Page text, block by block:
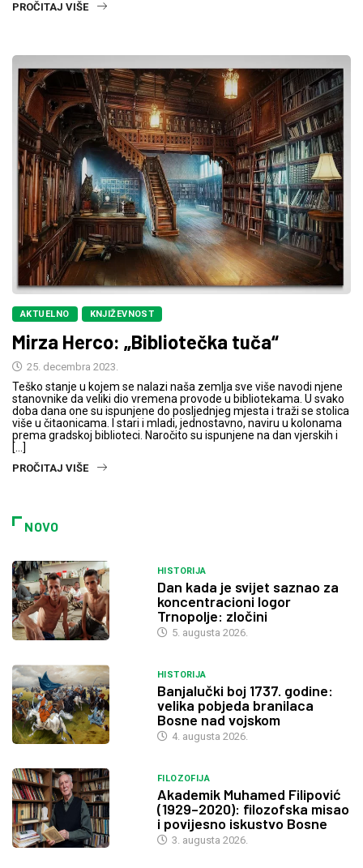
PROČITAJ VIŠE
AKTUELNO KNJIŽEVNOST
Mirza Herco: „Bibliotečka tuča“
25. decembra 2023.
Teško stanje u kojem se nalazi naša zemlja sve više navodi njene
stanovnike da veliki dio vremena provode u bibliotekama. U svako
doba dana one su ispunjene do posljednjeg mjesta i traži se stolica
više u čitaonicama. I stari i mladi, jednostavno, naviru u kolonama
prema gradskoj biblioteci. Naročito su ispunjene na dan vjerskih i
[…]
PROČITAJ VIŠE
NOVO
HISTORIJA
Dan kada je svijet saznao za
koncentracioni logor
Trnopolje: zločini
5. augusta 2026.
HISTORIJA
Banjalučki boj 1737. godine:
velika pobjeda branilaca
Bosne nad vojskom
4. augusta 2026.
FILOZOFIJA
Akademik Muhamed Filipović
(1929–2020): filozofska misao
i povijesno iskustvo Bosne
3. augusta 2026.